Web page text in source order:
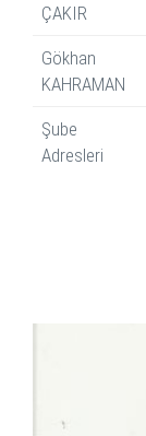
ÇAKIR
Gökhan
KAHRAMAN
Şube
Adresleri